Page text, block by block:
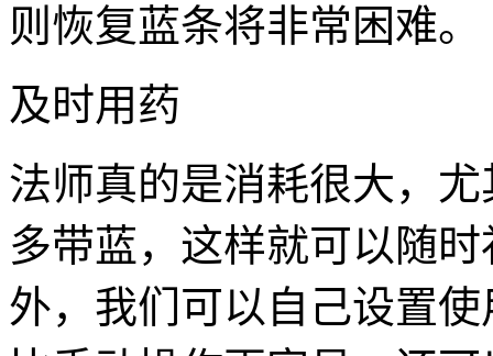
则恢复蓝条将非常困难。
及时用药
法师真的是消耗很大，
多带蓝，这样就可以随
外，我们可以自己设置